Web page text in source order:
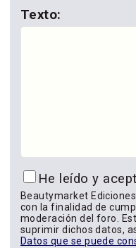
Texto:
He leído y
Beautymarket
con la finalidad de
moderación del foro.
suprimir dichos datos,
Datos que se puede